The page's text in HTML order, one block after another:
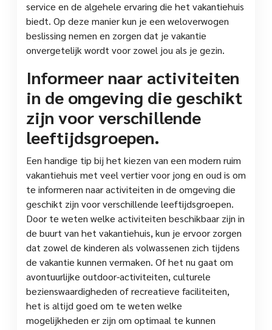
service en de algehele ervaring die het vakantiehuis
biedt. Op deze manier kun je een weloverwogen
beslissing nemen en zorgen dat je vakantie
onvergetelijk wordt voor zowel jou als je gezin.
Informeer naar activiteiten
in de omgeving die geschikt
zijn voor verschillende
leeftijdsgroepen.
Een handige tip bij het kiezen van een modern ruim
vakantiehuis met veel vertier voor jong en oud is om
te informeren naar activiteiten in de omgeving die
geschikt zijn voor verschillende leeftijdsgroepen.
Door te weten welke activiteiten beschikbaar zijn in
de buurt van het vakantiehuis, kun je ervoor zorgen
dat zowel de kinderen als volwassenen zich tijdens
de vakantie kunnen vermaken. Of het nu gaat om
avontuurlijke outdoor-activiteiten, culturele
bezienswaardigheden of recreatieve faciliteiten,
het is altijd goed om te weten welke
mogelijkheden er zijn om optimaal te kunnen